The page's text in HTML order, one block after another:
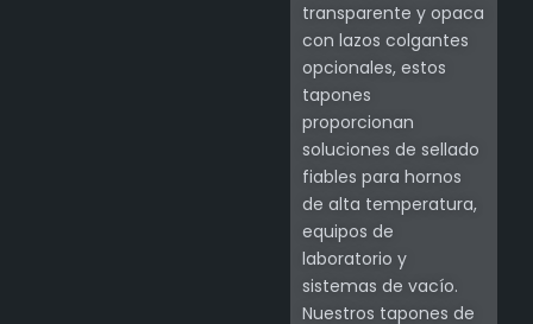
transparente y opaca
con lazos colgantes
opcionales, estos
tapones
proporcionan
soluciones de sellado
fiables para hornos
de alta temperatura,
equipos de
laboratorio y
sistemas de vacío.
Nuestros tapones de